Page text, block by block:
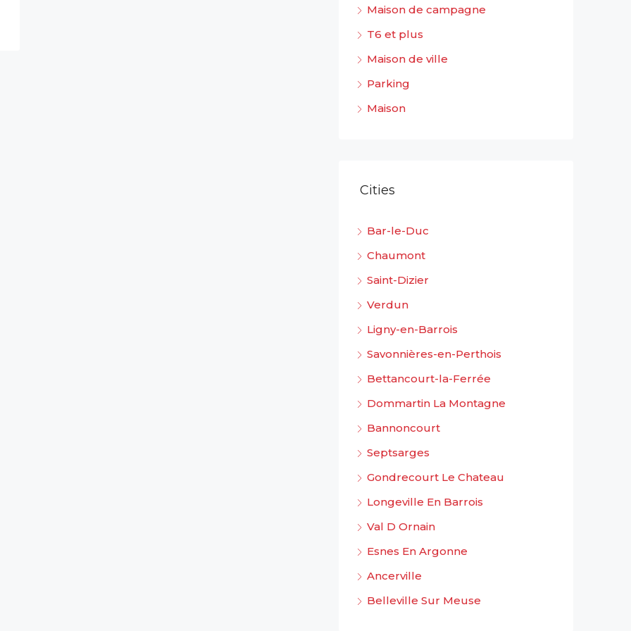
Maison de campagne
T6 et plus
Maison de ville
Parking
Maison
Cities
Bar-le-Duc
Chaumont
Saint-Dizier
Verdun
Ligny-en-Barrois
Savonnières-en-Perthois
Bettancourt-la-Ferrée
Dommartin La Montagne
Bannoncourt
Septsarges
Gondrecourt Le Chateau
Longeville En Barrois
Val D Ornain
Esnes En Argonne
Ancerville
Belleville Sur Meuse